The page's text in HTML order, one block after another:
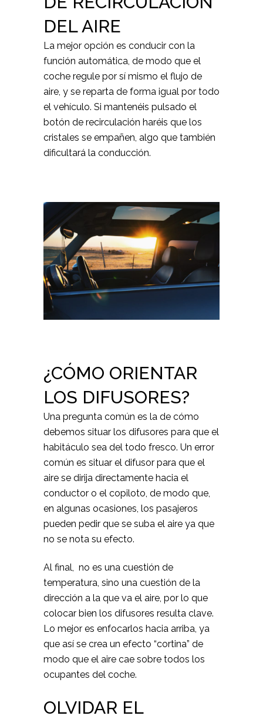
DEL AIRE
La mejor opción es conducir con la
función automática, de modo que el
coche regule por sí mismo el flujo de
aire, y se reparta de forma igual por todo
el vehículo. Si mantenéis pulsado el
botón de recirculación haréis que los
cristales se empañen, algo que también
dificultará la conducción.
¿CÓMO ORIENTAR
LOS DIFUSORES?
Una pregunta común es la de cómo
debemos situar los difusores para que el
habitáculo sea del todo fresco. Un error
común es situar el difusor para que el
aire se dirija directamente hacia el
conductor o el copiloto, de modo que,
en algunas ocasiones, los pasajeros
pueden pedir que se suba el aire ya que
no se nota su efecto.
Al final, no es una cuestión de
temperatura, sino una cuestión de la
dirección a la que va el aire, por lo que
colocar bien los difusores resulta clave.
Lo mejor es enfocarlos hacia arriba, ya
que así se crea un efecto “cortina” de
modo que el aire cae sobre todos los
ocupantes del coche.
OLVIDAR EL